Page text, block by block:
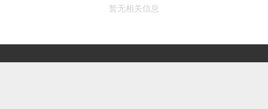
暂无相关信息